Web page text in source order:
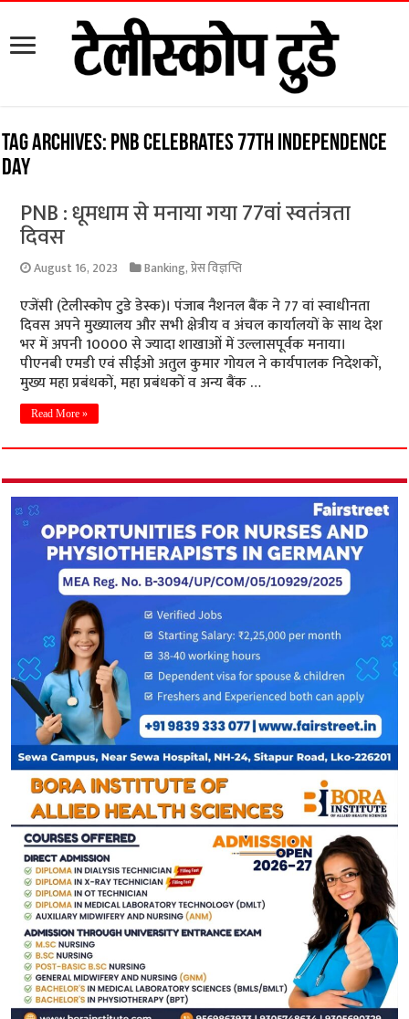
Tag Archives: PNB celebrates 77th Independence
Day
PNB : धूमधाम से मनाया गया 77वां स्वतंत्रता
दिवस
August 16, 2023 Banking,प्रेस विज्ञप्ति
एजेंसी (टेलीस्कोप टुडे डेस्क)। पंजाब नैशनल बैंक ने 77 वां स्वाधीनता
दिवस अपने मुख्यालय और सभी क्षेत्रीय व अंचल कार्यालयों के साथ देश
भर में अपनी 10000 से ज्यादा शाखाओं में उल्लासपूर्वक मनाया।
पीएनबी एमडी एवं सीईओ अतुल कुमार गोयल ने कार्यपालक निदेशकों,
मुख्य महा प्रबंधकों, महा प्रबंधकों व अन्य बैंक …
Read More »